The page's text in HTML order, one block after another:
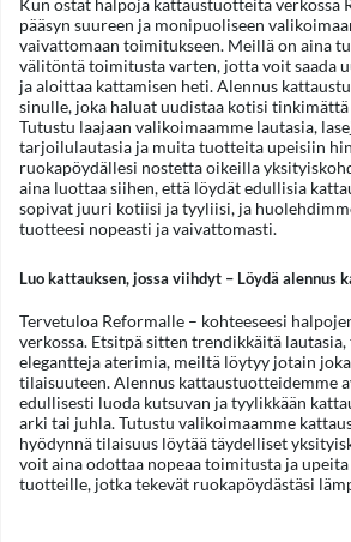
Kun ostat halpoja kattaustuotteita verkossa
pääsyn suureen ja monipuoliseen
vaivattomaan toimitukseen. Meillä on aina
välitöntä toimitusta varten, jotta voit saada
ja aloittaa kattamisen heti. Alennus
sinulle, joka haluat uudistaa kotisi
Tutustu laajaan valikoimaamme lautasia,
tarjoilulautasia ja muita tuotteita upeisiin
ruokapöydällesi nostetta oikeilla
aina luottaa siihen, että löydät edullisia
sopivat juuri kotiisi ja tyyliisi, ja
tuotteesi nopeasti ja vaivattomasti.
Luo kattauksen, jossa viihdyt – Löydä alennus
Tervetuloa Reformalle – kohteeseesi
verkossa. Etsitpä sitten trendikkäitä
elegantteja aterimia, meiltä löytyy jotain
tilaisuuteen. Alennus kattaustuotteidemme
edullisesti luoda kutsuvan ja tyylikkään
arki tai juhla. Tutustu valikoimaamme
hyödynnä tilaisuus löytää täydelliset
voit aina odottaa nopeaa toimitusta ja
tuotteille, jotka tekevät ruokapöydästäsi